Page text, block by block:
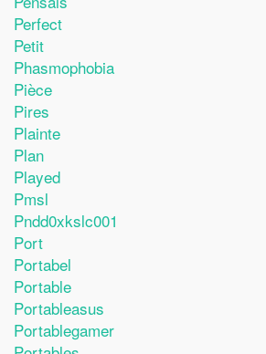
Perfect
Petit
Phasmophobia
Pièce
Pires
Plainte
Plan
Played
Pmsl
Pndd0xkslc001
Port
Portabel
Portable
Portableasus
Portablegamer